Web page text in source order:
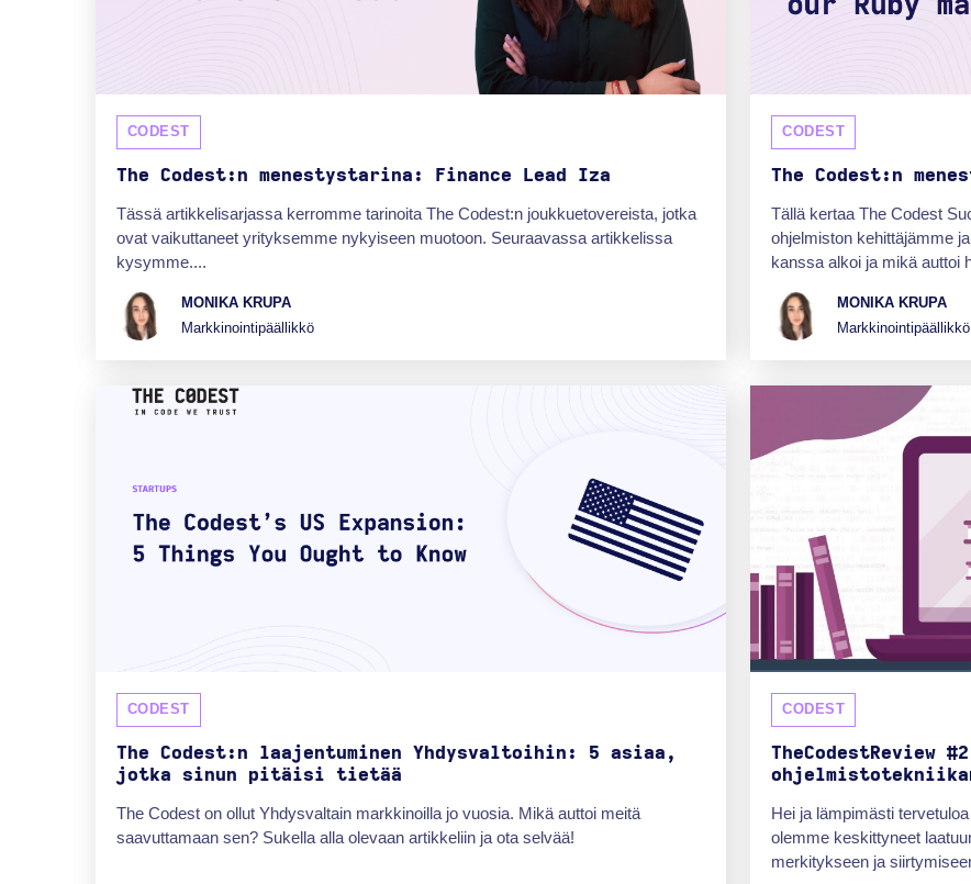
CODEST
The Codest:n menestystarina: Finance Lead Iza
Tässä artikkelisarjassa kerromme tarinoita The Codest:n joukkuetovereista, jotka
ovat vaikuttaneet yrityksemme nykyiseen muotoon. Seuraavassa artikkelissa
kysymme....
MONIKA KRUPA
Markkinointipäällikkö
CODEST
The Codest:n
Tällä kertaa The Codest
ohjelmiston kehittäjämme
kanssa alkoi ja mikä auttoi
MONIKA KRUPA
Markkinointipäällikkö
CODEST
The Codest:n laajentuminen Yhdysvaltoihin: 5 asiaa,
jotka sinun pitäisi tietää
The Codest on ollut Yhdysvaltain markkinoilla jo vuosia. Mikä auttoi meitä
saavuttamaan sen? Sukella alla olevaan artikkeliin ja ota selvää!
CODEST
Hei ja lämpimästi
olemme keskittyneet
merkitykseen ja